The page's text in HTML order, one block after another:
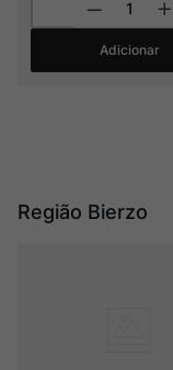
Adicionar
Região Bierzo